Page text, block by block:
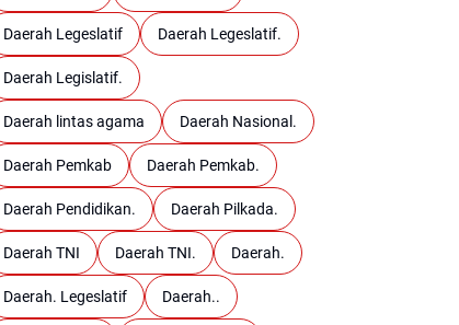
Daerah Legeslatif Daerah Legeslatif.
Daerah Legislatif.
Daerah lintas agama Daerah Nasional.
Daerah Pemkab Daerah Pemkab.
Daerah Pendidikan. Daerah Pilkada.
Daerah TNI Daerah TNI. Daerah.
Daerah. Legeslatif Daerah..